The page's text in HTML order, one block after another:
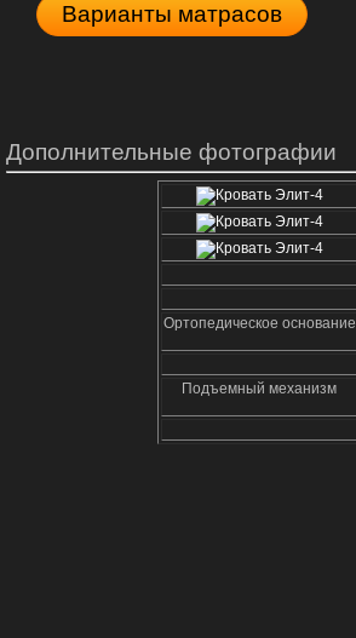
Варианты матрасов
Дополнительные фотографии
Ортопедическое основание
Подъемный механизм